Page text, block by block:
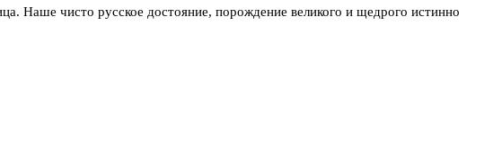
Наше чисто русское достояние, порождение великого и щедрого истинно